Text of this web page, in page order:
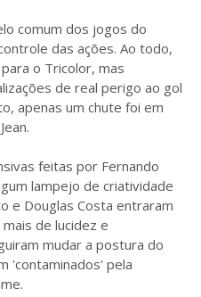
comum dos jogos do
das ações. Ao todo,
o Tricolor, mas
de real perigo ao gol
apenas um chute foi em
feitas por Fernando
lampejo de criatividade
e Douglas Costa entraram
de lucidez e
mudar a postura do
'contaminados' pela